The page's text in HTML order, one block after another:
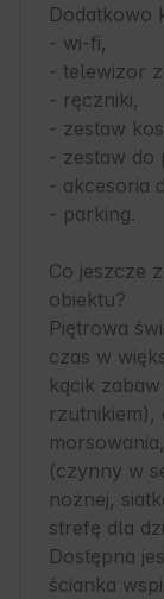
Dodatkowo
- wi-fi,
- telewizor z
- ręczniki,
- zestaw
- zestaw do
- akcesoria
- parking.
Co jeszcze
obiektu?
Piętrowa
czas w
kącik
rzutnikiem),
(czynny w
nożnej,
strefę dla
Dostępna
ścianka